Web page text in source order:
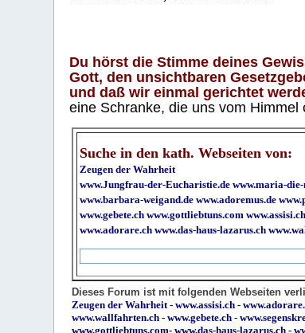
Du hörst die Stimme deines
Gott, den unsichtbaren
und daß wir einmal gerichtet
eine Schranke, die uns vom
Suche in den kath. Webseiten von:
Zeugen der Wahrheit
www.Jungfrau-der-Eucharistie.de www.maria-
www.barbara-weigand.de www.adoremus.de
www.gebete.ch www.gottliebtuns.com www.assisi.ch
www.adorare.ch www.das-haus-lazarus.ch
Dieses Forum ist mit folgenden Webseiten
Zeugen der Wahrheit-www.assisi.ch -
www.wallfahrten.ch -www.gebete.ch -
www.gottliebtuns.com-www.das-haus-lazarus.ch -